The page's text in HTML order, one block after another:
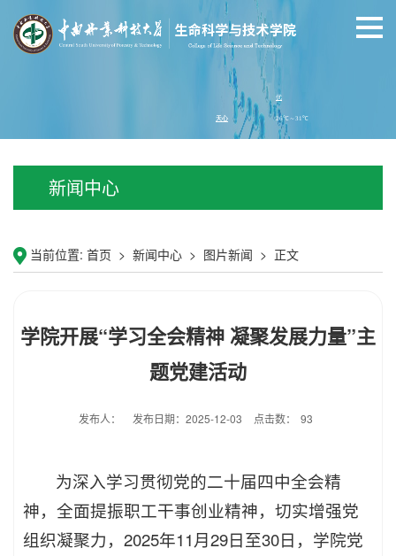
新闻中心
当前位置: 首页 > 新闻中心 > 图片新闻 > 正文
学院开展“学习全会精神 凝聚发展力量”主
题党建活动
发布人： 发布日期：2025-12-03 点击数： 93
为深入学习贯彻党的二十届四中全会精
神，全面提振职工干事创业精神，切实增强党
组织凝聚力，2025年11月29日至30日，学院党